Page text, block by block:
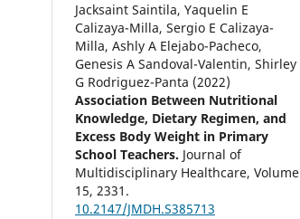
Jacksaint Saintila, Yaquelin E
Calizaya-Milla, Sergio E Calizaya-
Milla, Ashly A Elejabo-Pacheco,
Genesis A Sandoval-Valentin, Shirley
G Rodriguez-Panta (2022)
Association Between Nutritional
Knowledge, Dietary Regimen, and
Excess Body Weight in Primary
School Teachers. Journal of
Multidisciplinary Healthcare,Volume
15,2331.
10.2147/JMDH.S385713